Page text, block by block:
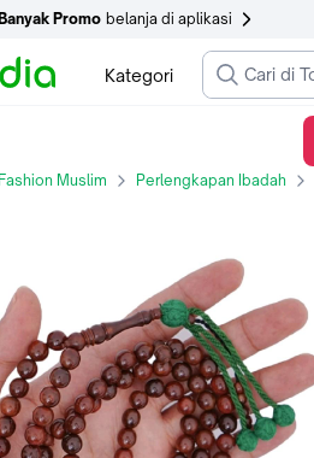
Promo belanja di aplikasi
Kategori
Fashion Muslim Perlengkapan Ibadah